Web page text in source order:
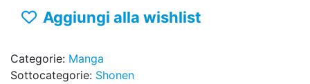
Aggiungi alla wishlist
Categorie: Manga
Sottocategorie: Shonen